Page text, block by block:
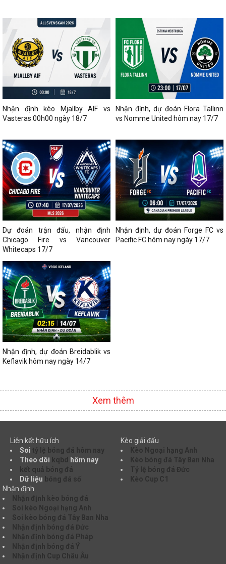
Nhận định kèo Mjallby AIF vs
Vasteras 00h00 ngày 18/7
Nhận định, dự đoán Flora Tallinn
vs Nomme United hôm nay 17/7
Dự đoán trận đấu, nhận định
Chicago Fire vs Vancouver
Whitecaps 17/7
Nhận định, dự đoán Forge FC vs
Pacific FC hôm nay ngày 17/7
Nhận định, dự đoán Breidablik vs
Keflavik hôm nay ngày 14/7
Xem thêm
Liên kết hữu ích
Soi tỷ lệ bóng đá hôm nay
Theo dõi kqbd hôm nay
kết quả bóng đá
Dữ liệu bóng đá số
Kèo giải đấu
Kèo Ngoại hạng Anh
Kèo bóng đá Tây Ban Nha
Tỷ lệ bóng đá Đức
Kèo Cup C1
Nhận định
Nhận định kèo bóng đá
Soi kèo Ngoại hạng Anh
Soi kèo bóng đá Tây Ban Nha
Nhận định bóng đá Đức
Nhận định bóng đá Pháp
Nhận định bóng đá Ý
Nhận định Cup Châu Âu